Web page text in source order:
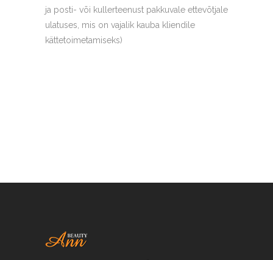
ja posti- või kullerteenust pakkuvale ettevõtjale
ulatuses, mis on vajalik kauba kliendile
kättetoimetamiseks)